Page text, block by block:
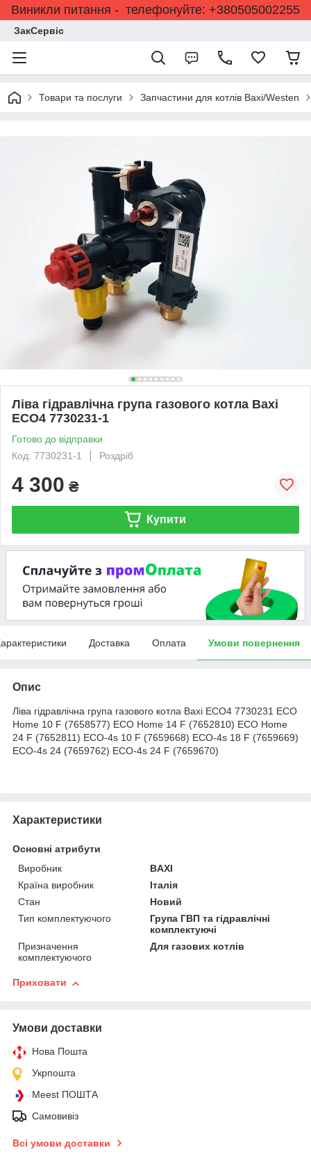
Виникли питання - телефонуйте: +380505002255
ЗакСервіс
Товари та послуги Запчастини для котлів Baxi/Westen
Ліва гідравлічна група газового котла Baxi
ECO4 7730231-1
Готово до відправки
Код: 7730231-1
Роздріб
4 300 ₴
Купити
Доставка Оплата Умови повернення
Опис
Ліва гідравлічна група газового котла Baxi ECO4 7730231 ECO
Home 10 F (7658577) ECO Home 14 F (7652810) ECO Home
24 F (7652811) ECO-4s 10 F (7659668) ECO-4s 18 F (7659669)
ECO-4s 24 (7659762) ECO-4s 24 F (7659670)
Характеристики
Основні атрибути
Виробник
BAXI
Країна виробник
Італія
Стан
Новий
Тип комплектуючого
Група ГВП та гідравлічні
комплектуючі
Призначення
комплектуючого
Для газових котлів
Приховати
Умови доставки
Нова Пошта
Укрпошта
Meest ПОШТА
Самовивіз
Всі умови доставки